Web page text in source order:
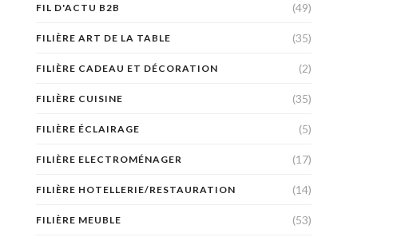
FIL D'ACTU B2B (49)
FILIÈRE ART DE LA TABLE (35)
FILIÈRE CADEAU ET DÉCORATION (2)
FILIÈRE CUISINE (35)
FILIÈRE ÉCLAIRAGE (5)
FILIÈRE ELECTROMÉNAGER (17)
FILIÈRE HOTELLERIE/RESTAURATION (14)
FILIÈRE MEUBLE (53)